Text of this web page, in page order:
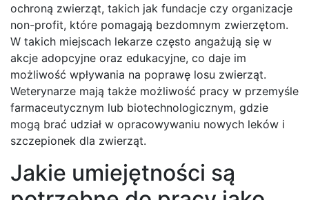
ochroną zwierząt, takich jak fundacje czy organizacje
non-profit, które pomagają bezdomnym zwierzętom.
W takich miejscach lekarze często angażują się w
akcje adopcyjne oraz edukacyjne, co daje im
możliwość wpływania na poprawę losu zwierząt.
Weterynarze mają także możliwość pracy w przemyśle
farmaceutycznym lub biotechnologicznym, gdzie
mogą brać udział w opracowywaniu nowych leków i
szczepionek dla zwierząt.
Jakie umiejętności są